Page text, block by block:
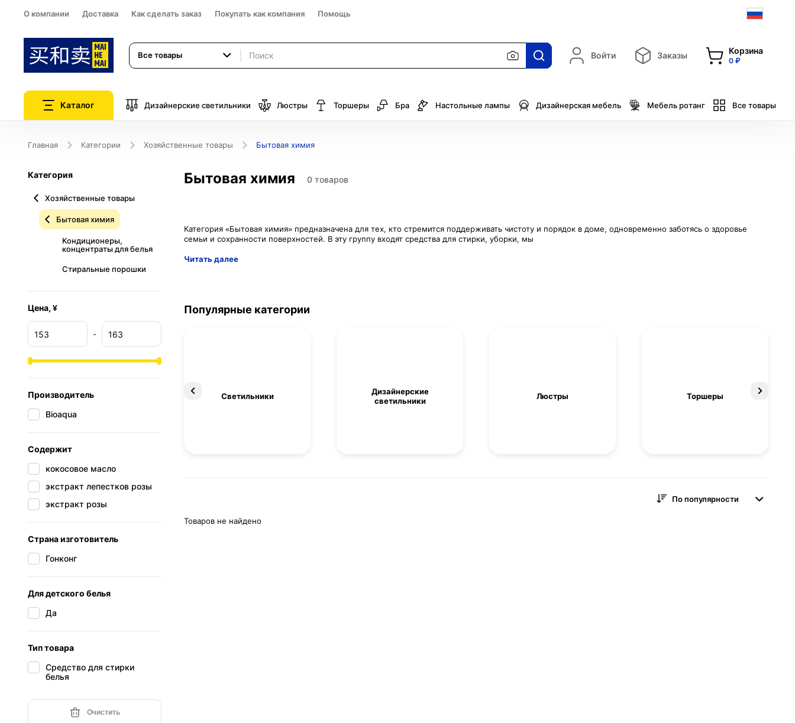
О компании Доставка Как сделать заказ Покупать как компания Помощь
Все товары Войти Заказы Корзина
0 ₽
Каталог Дизайнерские светильники Люстры Торшеры Бра Настольные лампы Дизайнерская мебель Мебель ротанг Все товары
Главная Категории Хозяйственные товары Бытовая химия
Категория
Хозяйственные товары
Бытовая химия
Кондиционеры,
концентраты для белья
Стиральные порошки
Цена, ¥
-
Производитель
Bioaqua
Содержит
кокосовое масло
экстракт лепестков розы
экстракт розы
Страна изготовитель
Гонконг
Для детского белья
Да
Тип товара
Средство для стирки
белья
Очистить
Бытовая химия 0 товаров
Категория «Бытовая химия» предназначена для тех, кто стремится поддерживать чистоту и порядок в доме, одновременно заботясь о здоровье
Читать далее
Популярные категории
Освещение Светильники
Дизайнерские
светильники
Люстры Торшеры
По популярности
Товаров не найдено